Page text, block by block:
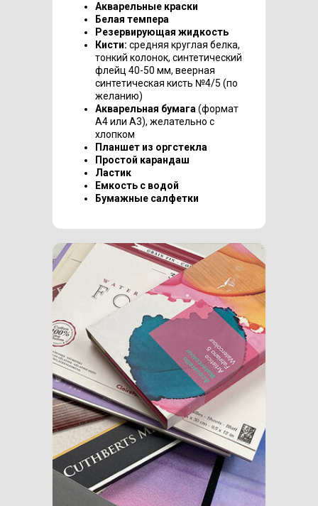
Акварельные краски
Белая темпера
Резервирующая жидкость
Кисти: средняя круглая белка,
тонкий колонок, синтетический
флейц 40-50 мм, веерная
синтетическая кисть №4/5 (по
желанию)
Акварельная бумага(формат
А4 или А3), желательно с
хлопком
Планшет из оргстекла
Простой карандаш
Ластик
Емкость с водой
Бумажные салфетки